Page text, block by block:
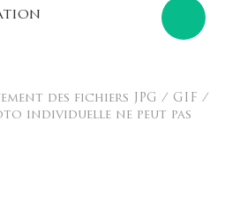
des fichiers JPG / GIF /
individuelle ne peut pas